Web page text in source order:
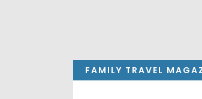
FAMILY TRAVEL